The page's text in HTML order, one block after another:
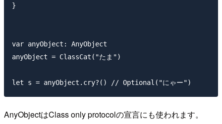
}
var anyObject: AnyObject
anyObject = ClassCat("たま")
AnyObjectはClass only protocolの宣言にも使われます。